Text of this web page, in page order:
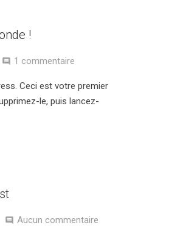
!
1 commentaire
Ceci est votre premier
le, puis lancez-
Aucun commentaire